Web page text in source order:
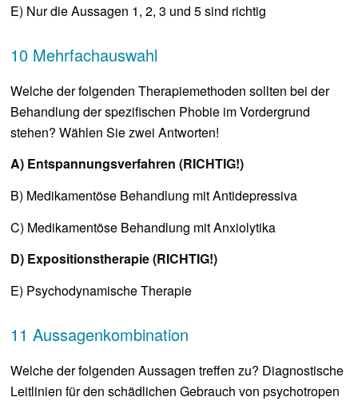
E) Nur die Aussagen 1, 2, 3 und 5 sind richtig
10 Mehrfachauswahl
Welche der folgenden Therapiemethoden sollten bei der
Behandlung der spezifischen Phobie im Vordergrund
stehen? Wählen Sie zwei Antworten!
A) Entspannungsverfahren (RICHTIG!)
B) Medikamentöse Behandlung mit Antidepressiva
C) Medikamentöse Behandlung mit Anxiolytika
D) Expositionstherapie (RICHTIG!)
E) Psychodynamische Therapie
11 Aussagenkombination
Welche der folgenden Aussagen treffen zu? Diagnostische
Leitlinien für den schädlichen Gebrauch von psychotropen